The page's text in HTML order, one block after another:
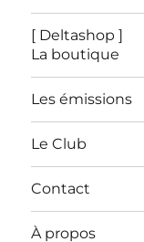
[ Deltashop ]
La boutique
Les émissions
Le Club
Contact
À propos